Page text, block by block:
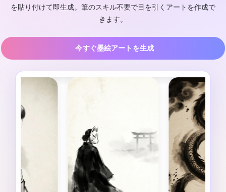
を貼り付けて即生成。筆のスキル不要で目を引くアートを作成で
きます。
今すぐ墨絵アートを生成